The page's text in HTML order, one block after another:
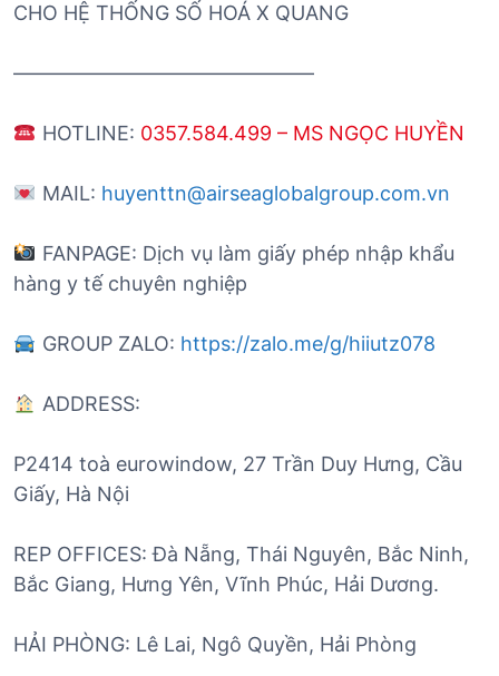
CHO HỆ THỐNG SỐ HOÁ X QUANG
———————————————
HOTLINE: 0357.584.499 – MS NGỌC HUYỀN
MAIL: huyenttn@airseaglobalgroup.com.vn
FANPAGE: Dịch vụ làm giấy phép nhập khẩu
hàng y tế chuyên nghiệp
GROUP ZALO: https://zalo.me/g/hiiutz078
ADDRESS:
P2414 toà eurowindow, 27 Trần Duy Hưng, Cầu
Giấy, Hà Nội
REP OFFICES: Đà Nẵng, Thái Nguyên, Bắc Ninh,
Bắc Giang, Hưng Yên, Vĩnh Phúc, Hải Dương.
HẢI PHÒNG: Lê Lai, Ngô Quyền, Hải Phòng